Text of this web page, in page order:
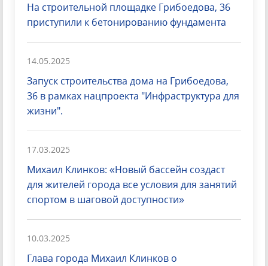
На строительной площадке Грибоедова, 36
приступили к бетонированию фундамента
14.05.2025
Запуск строительства дома на Грибоедова,
36 в рамках нацпроекта "Инфраструктура для
жизни".
17.03.2025
Михаил Клинков: «Новый бассейн создаст
для жителей города все условия для занятий
спортом в шаговой доступности»
10.03.2025
Глава города Михаил Клинков о